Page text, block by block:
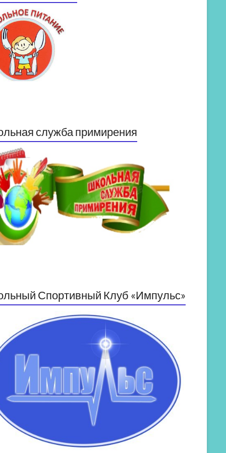
служба примирения
Спортивный Клуб «Импульс»